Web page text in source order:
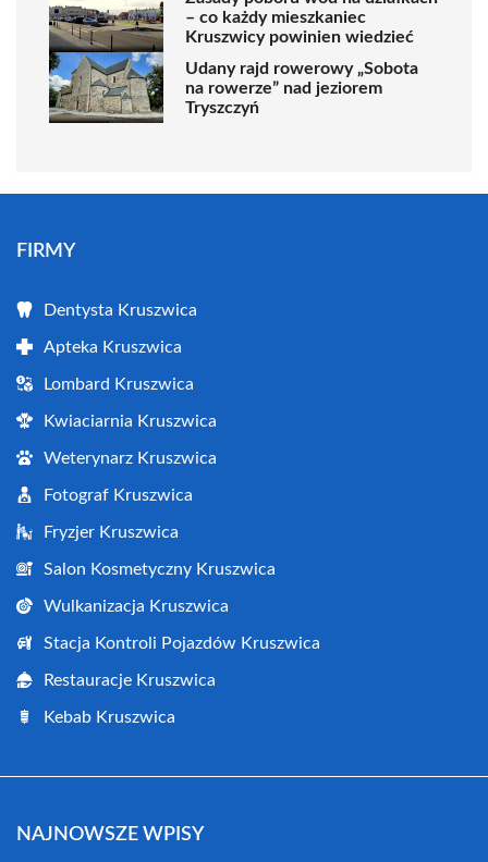
– co każdy mieszkaniec
Kruszwicy powinien wiedzieć
Udany rajd rowerowy „Sobota
na rowerze” nad jeziorem
Tryszczyń
FIRMY
Dentysta Kruszwica
Apteka Kruszwica
Lombard Kruszwica
Kwiaciarnia Kruszwica
Weterynarz Kruszwica
Fotograf Kruszwica
Fryzjer Kruszwica
Salon Kosmetyczny Kruszwica
Wulkanizacja Kruszwica
Stacja Kontroli Pojazdów Kruszwica
Restauracje Kruszwica
Kebab Kruszwica
NAJNOWSZE WPISY